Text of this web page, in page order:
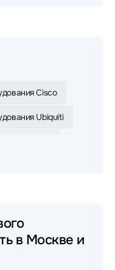
Cisco
Ubiquiti
HPE
ATEN
в Москве и